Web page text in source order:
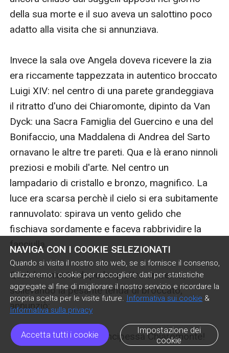
NAVIGA CON I COOKIE SELEZIONATI
Quando si visita il nostro sito web, se si fornisce il consenso,
utilizzeremo i cookie per raccogliere dati per statistiche
aggregate al fine di migliorare il nostro servizio e ricordare la
propria scelta per le visite future.
Informativa sui cookie &
Informativa sulla privacy
Accetta tutti i cookie
Impostazione dei
cookie